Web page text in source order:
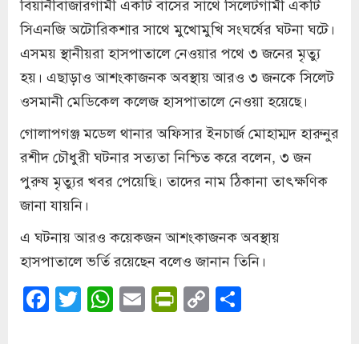
সিএনজি অটোরিকশার সাথে মুখোমুখি সংঘর্ষের ঘটনা ঘটে।
এসময় স্থানীয়রা হাসপাতালে নেওয়ার পথে ৩ জনের মৃত্যু
হয়। এছাড়াও আশংকাজনক অবস্থায় আরও ৩ জনকে সিলেট
ওসমানী মেডিকেল কলেজ হাসপাতালে নেওয়া হয়েছে।
গোলাপগঞ্জ মডেল থানার অফিসার ইনচার্জ মোহাম্মদ হারুনুর
রশীদ চৌধুরী ঘটনার সত্যতা নিশ্চিত করে বলেন, ৩ জন
পুরুষ মৃত্যুর খবর পেয়েছি। তাদের নাম ঠিকানা তাৎক্ষণিক
জানা যায়নি।
এ ঘটনায় আরও কয়েকজন আশংকাজনক অবস্থায়
হাসপাতালে ভর্তি রয়েছেন বলেও জানান তিনি।
Facebook
Twitter
WhatsApp
EmailPrintFriendly
Copy
Link